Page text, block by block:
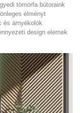
tömörfa bútoraink
élményt
és árnyékolók
design elemek